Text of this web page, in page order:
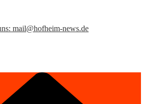
mail@hofheim-news.de